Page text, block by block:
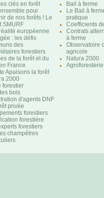
clés en forêt
pour
de nos forêts ! Le
SMURF
européenne
: les défis
des
forestiers
de la forêt et du
France
Apaisons la forêt
2000
forestier
bois
d'agents DNF
privée
forestiers
forestière
forestiers
champêtres
Bail à ferme
Le Bail à
pratique
Coefficients
Contrats
à ferme
Observatoire
agricole
Natura 2000